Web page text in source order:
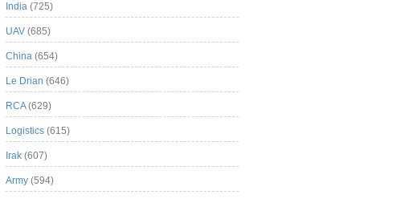
India (725)
UAV (685)
China (654)
Le Drian (646)
RCA(629)
Logistics (615)
Irak (607)
Army (594)